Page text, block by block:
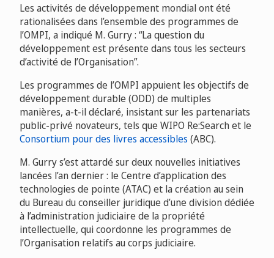
Les activités de développement mondial ont été
rationalisées dans l’ensemble des programmes de
l’OMPI, a indiqué M. Gurry : “La question du
développement est présente dans tous les secteurs
d’activité de l’Organisation”.
Les programmes de l’OMPI appuient les objectifs de
développement durable (ODD) de multiples
manières, a-t-il déclaré, insistant sur les partenariats
public-privé novateurs, tels que WIPO Re:Search et le
Consortium pour des livres accessibles (ABC).
M. Gurry s’est attardé sur deux nouvelles initiatives
lancées l’an dernier : le Centre d’application des
technologies de pointe (ATAC) et la création au sein
du Bureau du conseiller juridique d’une division dédiée
à l’administration judiciaire de la propriété
intellectuelle, qui coordonne les programmes de
l’Organisation relatifs au corps judiciaire.